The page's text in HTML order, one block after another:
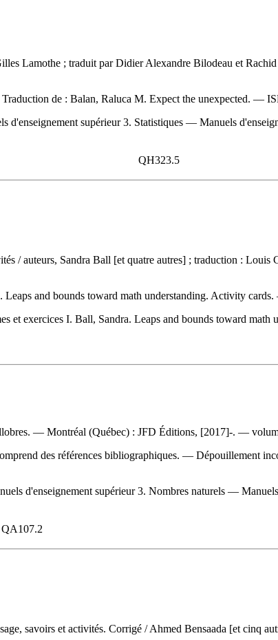
Lamothe ; traduit par Didier Alexandre Bilodeau et
Traduction de : Balan, Raluca M. Expect the unexpected. —
supérieur 3. Statistiques — Manuels
QH323.5
/ auteurs, Sandra Ball [et quatre autres] ; traduction :
Leaps and bounds toward math understanding. Activity
et exercices I. Ball, Sandra. Leaps and bounds toward
— Montréal (Québec) : JFD Éditions, [2017]-. —
des références bibliographiques. — Dépouillement
d'enseignement supérieur 3. Nombres naturels —
QA107.2
savoirs et activités. Corrigé / Ahmed Bensaada [et cinq